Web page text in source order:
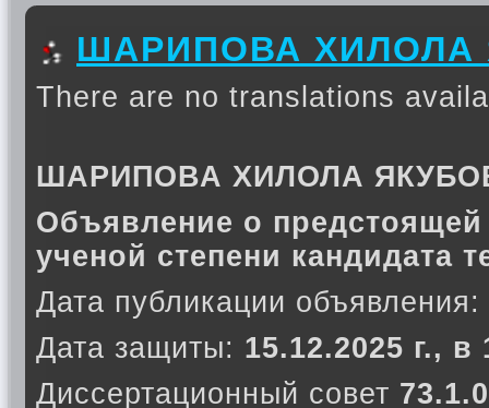
ШАРИПОВА ХИЛОЛА
There are no translations
ШАРИПОВА ХИЛОЛА
Объявление о предстоящей
ученой степени кандидата
Дата публикации объявления:
Дата защиты: 15.12.2025 г., в
Диссертационный совет